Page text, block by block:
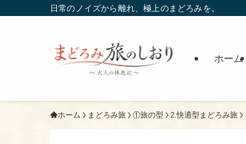
日常のノイズから離れ、極上のまどろみを。
ホーム
ホーム まどろみ旅 ①旅の型 2.快適型まどろみ旅